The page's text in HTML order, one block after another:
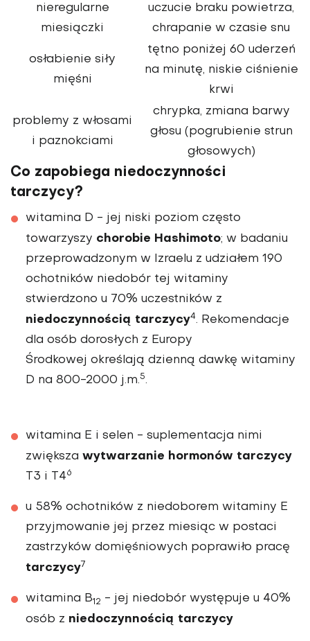
nieregularne
miesiączki
uczucie braku powietrza,
chrapanie w czasie snu
osłabienie siły
mięśni
tętno poniżej 60 uderzeń
na minutę, niskie ciśnienie
krwi
problemy z włosami
i paznokciami
chrypka, zmiana barwy
głosu (pogrubienie strun
głosowych)
Co zapobiega niedoczynności
tarczycy?
witamina D - jej niski poziom często
towarzyszy chorobie Hashimoto; w badaniu
przeprowadzonym w Izraelu z udziałem 190
ochotników niedobór tej witaminy
stwierdzono u 70% uczestników z
niedoczynnością tarczycy4. Rekomendacje
dla osób dorosłych z Europy
Środkowej określają dzienną dawkę witaminy
D na 800-2000 j.m.5.
witamina E i selen - suplementacja nimi
zwiększa wytwarzanie hormonów tarczycy
T3 i T46
u 58% ochotników z niedoborem witaminy E
przyjmowanie jej przez miesiąc w postaci
zastrzyków domięśniowych poprawiło pracę
tarczycy7
witamina B12 - jej niedobór występuje u 40%
osób z niedoczynnością tarczycy